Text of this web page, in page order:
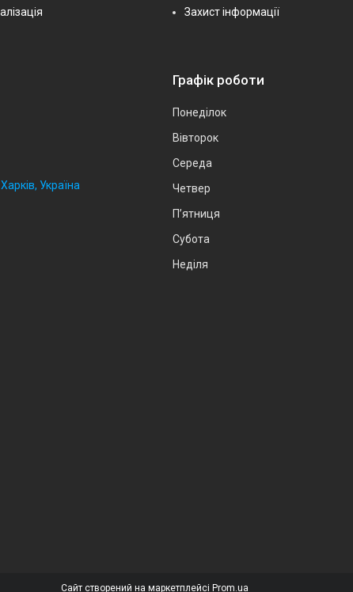
Захист інформації
Україна
Графік роботи
Понеділок
Вівторок
Середа
Четвер
Пʼятниця
Субота
Неділя
Сайт створений на маркетплейсі Prom.ua